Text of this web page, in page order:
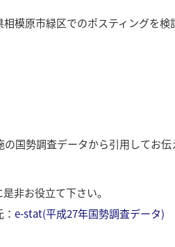
模原市緑区でのポスティングを
国勢調査データから引用してお伝
非お役立て下さい。
e-stat(平成27年国勢調査データ)